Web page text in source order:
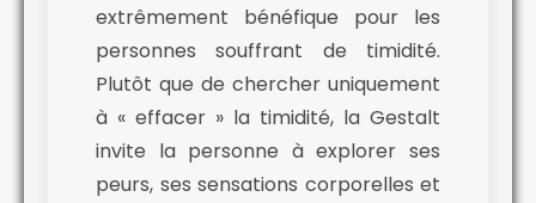
extrêmement bénéfique pour les
personnes souffrant de timidité.
Plutôt que de chercher uniquement
à « effacer » la timidité, la Gestalt
invite la personne à explorer ses
peurs, ses sensations corporelles et